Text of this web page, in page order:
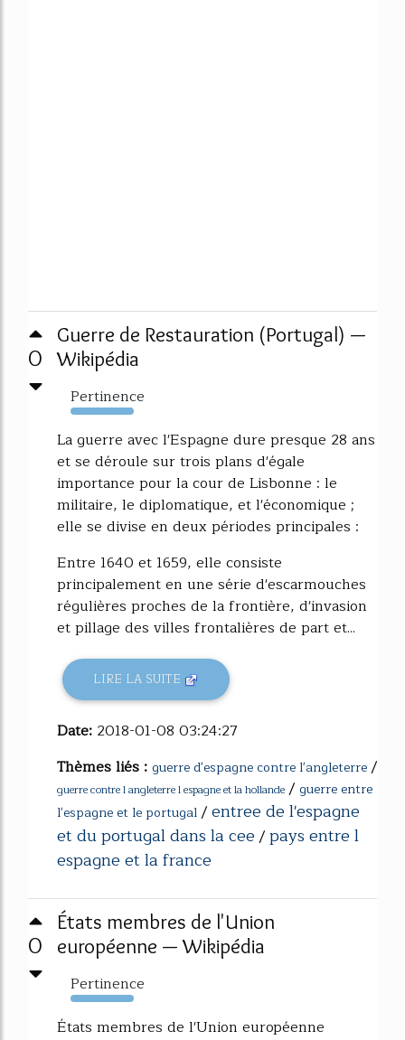
0
Guerre de Restauration (Portugal) —
Wikipédia
Pertinence
953%
La guerre avec l'Espagne dure presque 28 ans
et se déroule sur trois plans d'égale
importance pour la cour de Lisbonne : le
militaire, le diplomatique, et l'économique ;
elle se divise en deux périodes principales :
Entre 1640 et 1659, elle consiste
principalement en une série d'escarmouches
régulières proches de la frontière, d'invasion
et pillage des villes frontalières de part et...
LIRE LA SUITE
Date: 2018-01-08 03:24:27
Thèmes liés : guerre d'espagne contre l'angleterre/
guerre contre l angleterre l espagne et la hollande / guerre entre
l'espagne et le portugal/entree de l'espagne
et du portugal dans la cee/pays entre l
espagne et la france
0
États membres de l'Union
européenne — Wikipédia
Pertinence
947%
États membres de l'Union européenne